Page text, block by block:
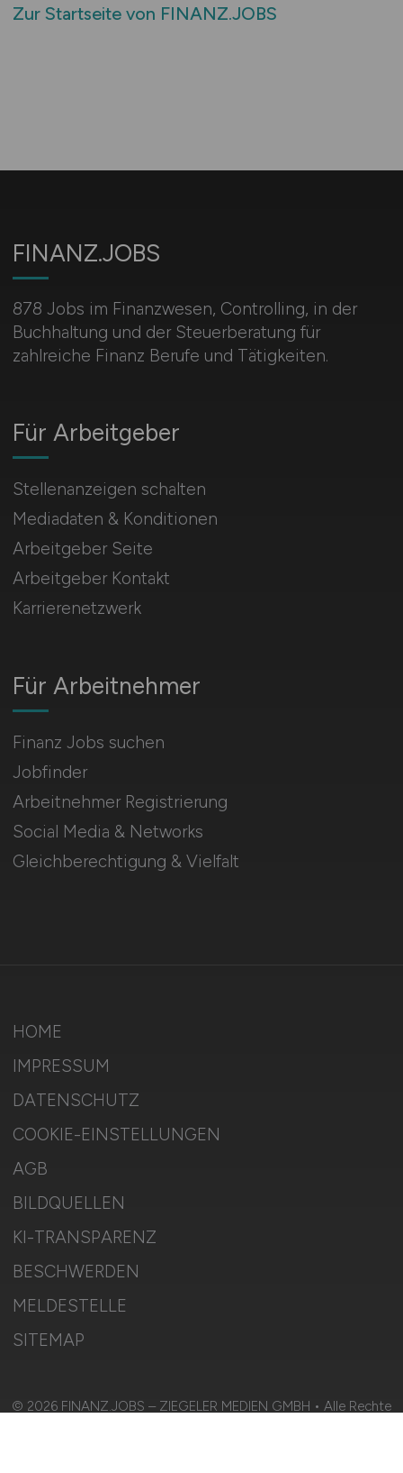
Zur Startseite von FINANZ.JOBS
FINANZ.JOBS
878 Jobs im Finanzwesen, Controlling, in der
Buchhaltung und der Steuerberatung für
zahlreiche Finanz Berufe und Tätigkeiten.
Für Arbeitnehmer
Finanz Jobs suchen
Jobfinder
Arbeitnehmer Registrierung
Social Media & Networks
Gleichberechtigung & Vielfalt
Für Arbeitgeber
Stellenanzeigen schalten
Mediadaten & Konditionen
Arbeitgeber Seite
Arbeitgeber Kontakt
Karrierenetzwerk
HOME
IMPRESSUM
DATENSCHUTZ
COOKIE-EINSTELLUNGEN
AGB
BILDQUELLEN
KI-TRANSPARENZ
BESCHWERDEN
MELDESTELLE
SITEMAP
© 2026 FINANZ.JOBS – ZIEGELER MEDIEN GMBH • Alle Rechte